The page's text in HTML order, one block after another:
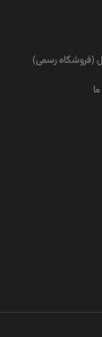
(فروشگاه رسمی)